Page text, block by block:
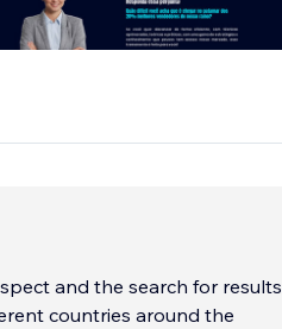
and the search for results
countries around the